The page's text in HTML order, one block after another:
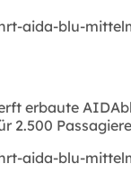
erbaute
2.500